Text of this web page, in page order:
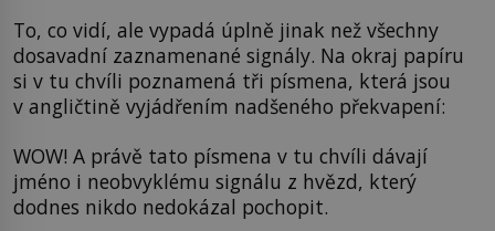
To, co vidí, ale vypadá úplně jinak než všechny
dosavadní zaznamenané signály. Na okraj papíru
si v tu chvíli poznamená tři písmena, která jsou
v angličtině vyjádřením nadšeného překvapení:
WOW! A právě tato písmena v tu chvíli dávají
jméno i neobvyklému signálu z hvězd, který
dodnes nikdo nedokázal pochopit.